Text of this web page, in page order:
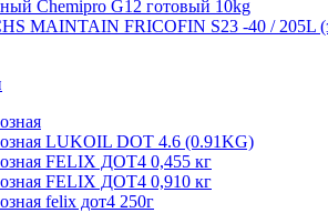
Chemipro G12 готовый 10kg
MAINTAIN FRICOFIN S23 -40 / 205L
LUKOIL DOT 4.6 (0.91KG)
FELIX ДОТ4 0,455 кг
FELIX ДОТ4 0,910 кг
felix дот4 250г